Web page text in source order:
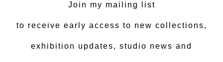
Join my mailing list
to receive early access to new collections,
exhibition updates, studio news and